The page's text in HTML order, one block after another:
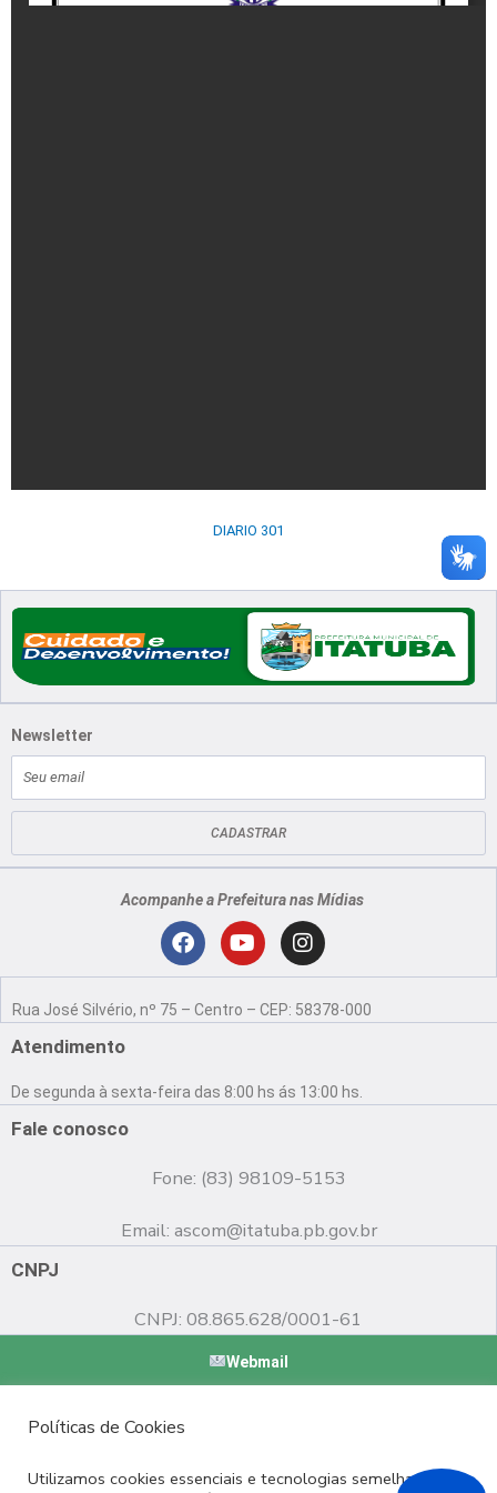
DIARIO 301
Newsletter
mail
CADASTRAR
Acompanhe a Prefeitura nas Mídias
F
c
o
o
Y
u
b
e
I
n
s
g
r
Rua José Silvério, nº 75 – Centro – CEP: 58378-000
Atendimento
De segunda à sexta-feira das 8:00 hs ás 13:00 hs.
Fale conosco
Fone: (83) 98109-5153
Email: ascom@itatuba.pb.gov.br
CNPJ
CNPJ: 08.865.628/0001-61
Webmail
Políticas de Cookies
Utilizamos cookies essenciais e tecnologias semelhantes de